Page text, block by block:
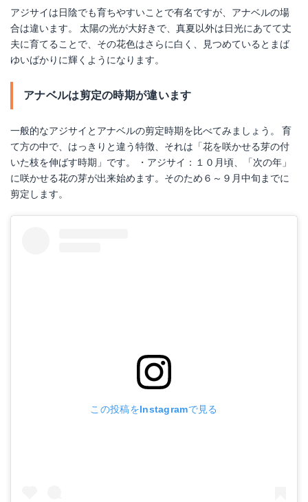
アジサイは日陰でも育ちやすいことで有名ですが、アナベルの場
合は違います。 太陽の光が大好きで、真夏以外は日光にあてて丈
夫に育てることで、その花色はさらに白く、見つめているとまば
ゆいばかりに輝くようになります。
アナベルは剪定の時期が違います
一般的なアジサイとアナベルの剪定時期を比べてみましょう。 育
て方の中で、はっきりと違う特徴、それは「花を咲かせる芽の付
いた枝を伸ばす時期」です。 ・アジサイ：１０月頃、「次の年」
に咲かせる花の芽が出来始めます。そのため６～９月中旬までに
剪定します。
この投稿をInstagramで見る